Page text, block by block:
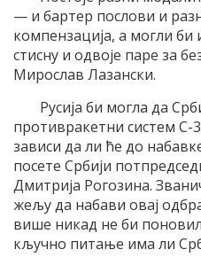
— и бартер послови и
компензација, а могли би
стисну и одвоје паре за
Мирослав Лазански.
Русија би могла да
противракетни систем С-
зависи да ли ће до
посете Србији
Дмитрија Рогозина.
жељу да набави овај
више никад не би
кључно питање има ли